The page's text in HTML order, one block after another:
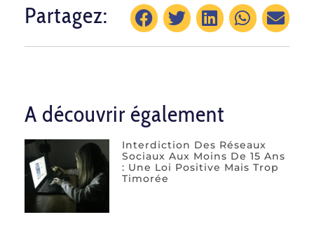
Partagez:
A découvrir également
Interdiction Des Réseaux
Sociaux Aux Moins De 15 Ans
: Une Loi Positive Mais Trop
Timorée